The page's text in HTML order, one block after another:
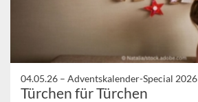
04.05.26 – Adventskalender-Special 2026
Türchen für Türchen